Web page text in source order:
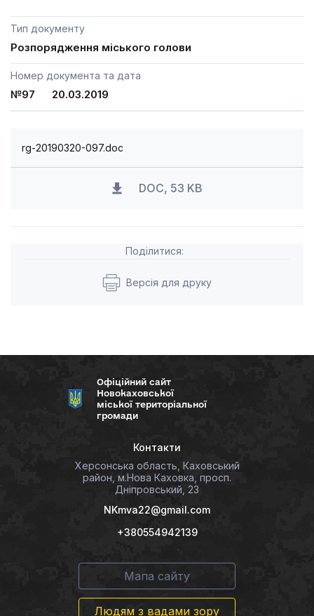
Тип документу
Розпорядження міського голови
Номер документа та дата
№97 20.03.2019
rg-20190320-097.doc
DOC, 53 KB
Поділитися:
Версія для друку
Офіційний сайт
Новокаховської
міської територіальної
громади
Контакти
Херсонська область, Каховський
район, м.Нова Каховка, просп.
Дніпровський, 23
NKmva22@gmail.com
+380554942139
Мапа сайту
Людям з вадами зору